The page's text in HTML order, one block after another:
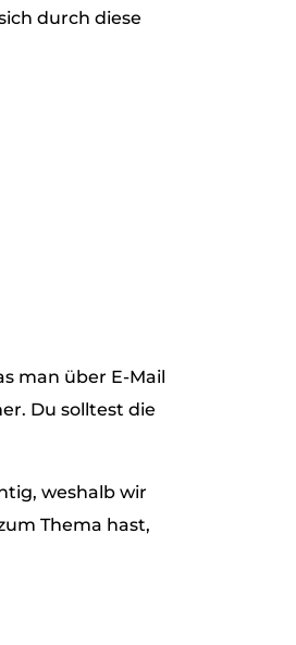
durch diese
man über E-Mail
Du solltest die
weshalb wir
Thema hast,